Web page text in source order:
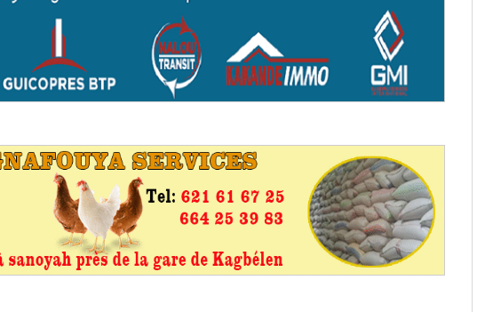
bureaux de vote : vos informations à transmettre
et communales : ce 4 juin à 18h
des résultats partiels des élections de mai
des résultats partiels des élections de mai